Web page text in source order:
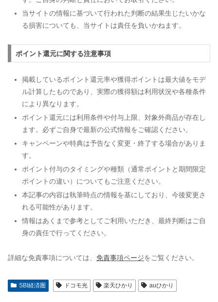
当サイトの情報に基づいて行われた判断の結果生じたいかな
る損害についても、当サイトは責任を負いかねます。
ポイント還元に関する注意事項
掲載しているポイント還元率や獲得ポイントは最大値をモデ
ル計算したものであり、実際の獲得額は利用状況や各種条件
により異なります。
ポイント還元には利用条件や付与上限、対象外商品が存在し
ます。必ずご自身で最新の公式情報をご確認ください。
キャンペーンや特典は予告なく変更・終了する場合がありま
す。
ポイント付与のタイミングや種類（通常ポイントと期間限定
ポイントの違い）についてもご注意ください。
本記事の内容は執筆時点の情報を基にしており、今後変更さ
れる可能性があります。
情報はあくまで参考としてご利用いただき、最終判断はご自
身の責任で行ってください。
詳細な免責事項については、 免責事項ページをご覧ください。
SBI経済圏 ドコモ光 楽天ひかり auひかり